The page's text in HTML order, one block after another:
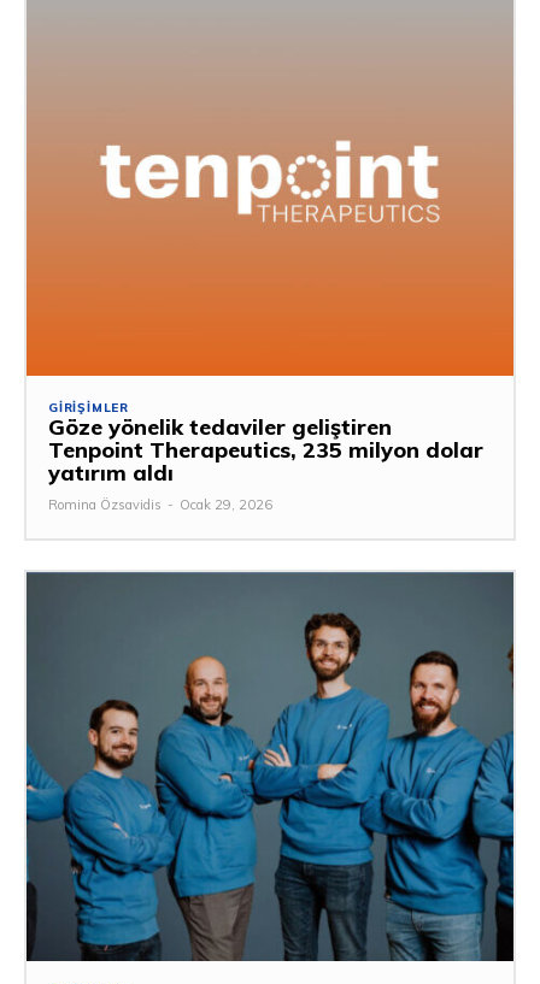
GIRIŞIMLER
Göze yönelik tedaviler geliştiren
Tenpoint Therapeutics, 235 milyon dolar
yatırım aldı
Romina Özsavidis - Ocak 29, 2026